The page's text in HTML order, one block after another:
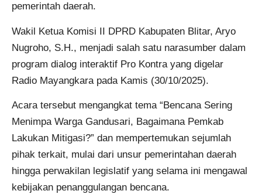
pemerintah daerah.
Wakil Ketua Komisi II DPRD Kabupaten Blitar, Aryo
Nugroho, S.H., menjadi salah satu narasumber dalam
program dialog interaktif Pro Kontra yang digelar
Radio Mayangkara pada Kamis (30/10/2025).
Acara tersebut mengangkat tema “Bencana Sering
Menimpa Warga Gandusari, Bagaimana Pemkab
Lakukan Mitigasi?” dan mempertemukan sejumlah
pihak terkait, mulai dari unsur pemerintahan daerah
hingga perwakilan legislatif yang selama ini mengawal
kebijakan penanggulangan bencana.